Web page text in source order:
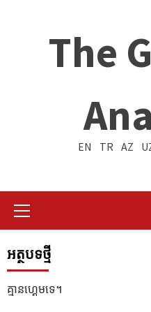
The
EN TR AZ
អត្ថបទថ្មី
គ្មានហ្គេមទេ។